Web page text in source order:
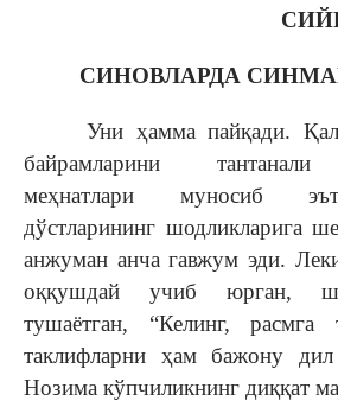
СИНОВЛАРДА
Уни ҳамма пайқади.
байрамларини тантанали
меҳнатлари муносиб
дўстларининг шодликларига
анжуман анча гавжум эди.
оққушдай учиб юрган,
тушаётган, “Келинг, расмга
таклифларни ҳам бажону дил
Нозима кўпчиликнинг диққат